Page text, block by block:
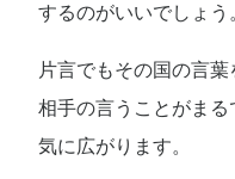
するのがいいでしょう
片言でもその国の言
相手の言うことがま
気に広がります。